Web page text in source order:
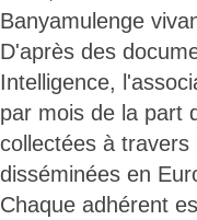
Banyamulenge
D'après des
Intelligence,
par mois de la part
collectées à
disséminées en
Chaque adhérent